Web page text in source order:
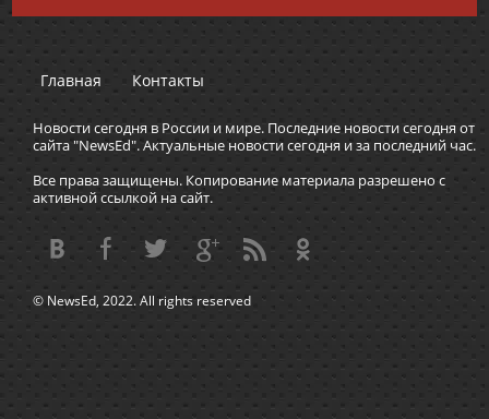
Главная Контакты
Новости сегодня в России и мире. Последние новости сегодня от
сайта "NewsEd". Актуальные новости сегодня и за последний час.
Все права защищены. Копирование материала разрешено с
активной ссылкой на сайт.
© NewsEd, 2022. All rights reserved